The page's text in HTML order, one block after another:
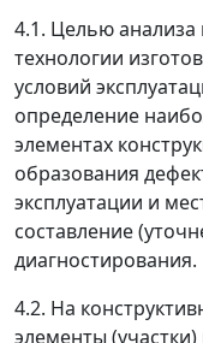
4.1. Целью анализа
технологии
условий
определение
элементах
образования
эксплуатации и
составление
диагностирования.
4.2. На
элементы